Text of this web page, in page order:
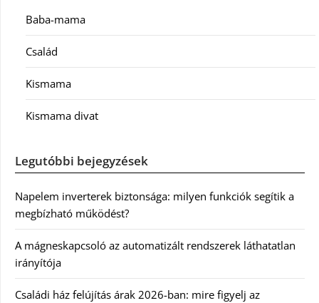
Baba-mama
Család
Kismama
Kismama divat
Legutóbbi bejegyzések
Napelem inverterek biztonsága: milyen funkciók segítik a
megbízható működést?
A mágneskapcsoló az automatizált rendszerek láthatatlan
irányítója
Családi ház felújítás árak 2026-ban: mire figyelj az